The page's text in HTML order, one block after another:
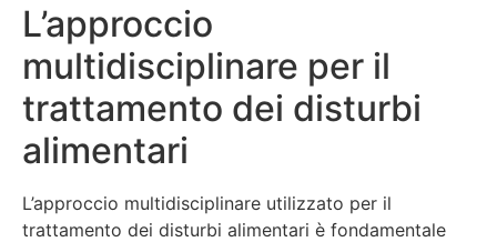
L’approccio
multidisciplinare per il
trattamento dei disturbi
alimentari
L’approccio multidisciplinare utilizzato per il
trattamento dei disturbi alimentari è fondamentale